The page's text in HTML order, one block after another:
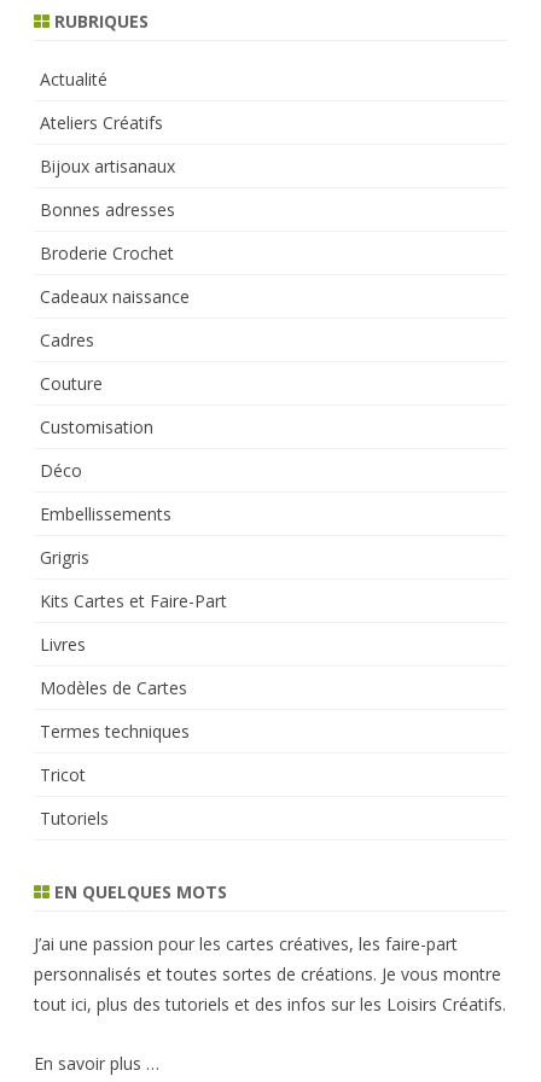
RUBRIQUES
Actualité
Ateliers Créatifs
Bijoux artisanaux
Bonnes adresses
Broderie Crochet
Cadeaux naissance
Cadres
Couture
Customisation
Déco
Embellissements
Grigris
Kits Cartes et Faire-Part
Livres
Modèles de Cartes
Termes techniques
Tricot
Tutoriels
EN QUELQUES MOTS
J’ai une passion pour les cartes créatives, les faire-part
personnalisés et toutes sortes de créations. Je vous montre
tout ici, plus des tutoriels et des infos sur les Loisirs Créatifs.
En savoir plus …